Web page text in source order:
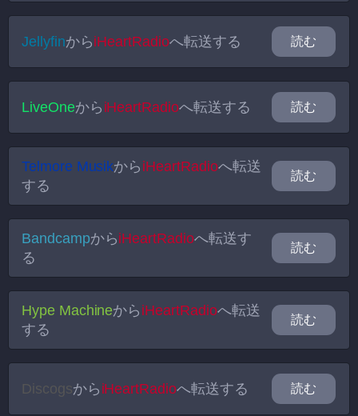
JellyfinからiHeartRadioへ転送する 読む
LiveOneから iHeartRadioへ転送する 読む
Telmore Musikから iHeartRadioへ転送
する
読む
BandcampからiHeartRadioへ転送す
る
読む
Hype Machineから iHeartRadioへ転送
する
読む
Discogsから iHeartRadioへ転送する 読む